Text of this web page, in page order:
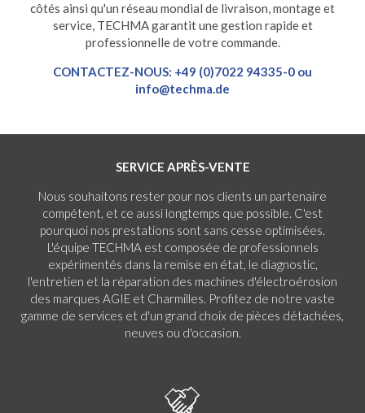
côtés ainsi qu'un réseau mondial de livraison, montage et
service, TECHMA garantit une gestion rapide et
professionnelle de votre commande.
CONTACTEZ-NOUS: +49 (0)7022 94335-0 ou
info@techma.de
SERVICE APRÈS-VENTE
Nous souhaitons rester pour nos clients un partenaire
compétent, et ce aussi longtemps que possible. C'est
pourquoi nos prestations sont sans cesse optimisées.
L'équipe TECHMA est composée de professionnels
expérimentés dans la remise en état, le diagnostic,
l'entretien et la réparation des machines d'électroérosion
des marques AGIE et Charmilles. Profitez de notre vaste
gamme de services et d'un grand choix de pièces détachées,
neuves ou d'occasion.